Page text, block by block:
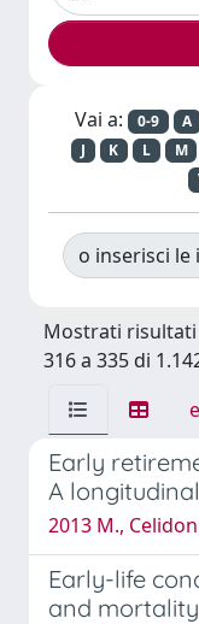
Vai a: 0-9 A
J
K L M
o inserisci le
Mostrati risultati
316 a 335 di
Early
A
2013 M.,
Early-life
and